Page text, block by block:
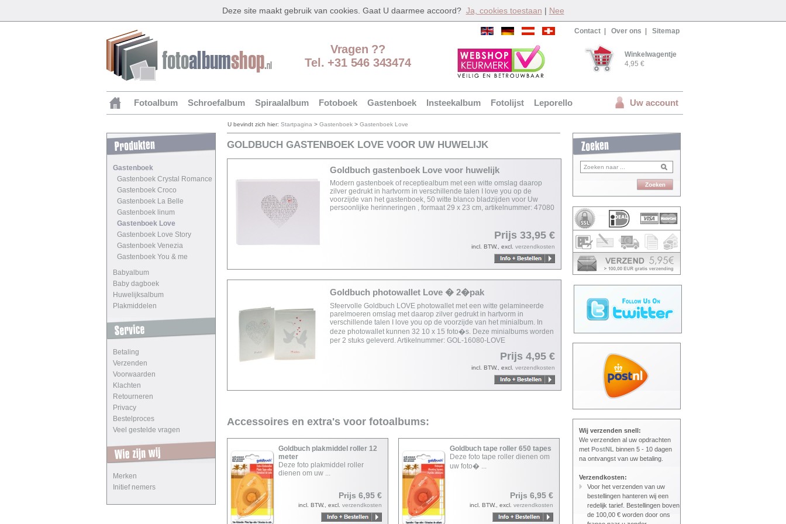
Deze site maakt gebruik van cookies. Gaat U daarmee accoord? Ja, cookies toestaan | Nee
Vragen ??
Tel. +31 546 343474
Contact Over ons Sitemap
Winkelwagentje
4,95 €
Fotoalbum Schroefalbum Spiraalalbum Fotoboek Gastenboek Insteekalbum Fotolijst Leporello Uw account
Gastenboek
Gastenboek Crystal Romance
Gastenboek Croco
Gastenboek La Belle
Gastenboek linum
Gastenboek Love
Gastenboek Love Story
Gastenboek Venezia
Gastenboek You & me
Babyalbum
Baby dagboek
Huwelijksalbum
Plakmiddelen
Betaling
Verzenden
Voorwaarden
Klachten
Retourneren
Privacy
Bestelproces
Veel gestelde vragen
Merken
Initief nemers
Wij verzenden snell:
We verzenden al uw opdrachten
met PostNL binnen 5 - 10 dagen
na ontvangst van uw betaling.
Verzendkosten:
Voor het verzenden van uw
bestellingen hanteren wij een
redelijk tarief. Bestellingen boven
de 100,00 € worden door ons
U bevindt zich hier: Startpagina > Gastenboek > Gastenboek Love
GOLDBUCH GASTENBOEK LOVE VOOR UW HUWELIJK
Goldbuch gastenboek Love voor huwelijk
Modern gastenboek of receptiealbum met een witte omslag daarop
zilver gedrukt in hartvorm in verschillende talen I love you op de
voorzijde van het gastenboek, 50 witte blanco bladzijden voor Uw
persoonlijke herinneringen , formaat 29 x 23 cm, artikelnummer: 47080
Prijs 33,95 €
incl. BTW., excl. verzendkosten
Goldbuch photowallet Love � 2�pak
Sfeervolle Goldbuch LOVE photowallet met een witte gelamineerde
parelmoeren omslag met daarop zilver gedrukt in hartvorm in
verschillende talen I love you op de voorzijde van het minialbum. In
deze photowallet kunnen 32 10 x 15 foto�s. Deze minialbums worden
per 2 stuks geleverd. Artikelnummer: GOL-16080-LOVE
Prijs 4,95 €
incl. BTW., excl. verzendkosten
Accessoires en extra's voor fotoalbums:
Goldbuch plakmiddel roller 12
meter
Deze foto plakmiddel roller
dienen om uw ...
Prijs 6,95 €
incl. BTW., excl. verzendkosten
Goldbuch tape roller 650 tapes
Deze foto tape roller dienen om
uw foto� ...
Prijs 6,95 €
incl. BTW., excl. verzendkosten